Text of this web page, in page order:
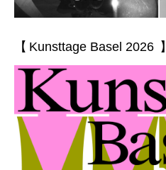
【 Kunsttage Basel 2026 】